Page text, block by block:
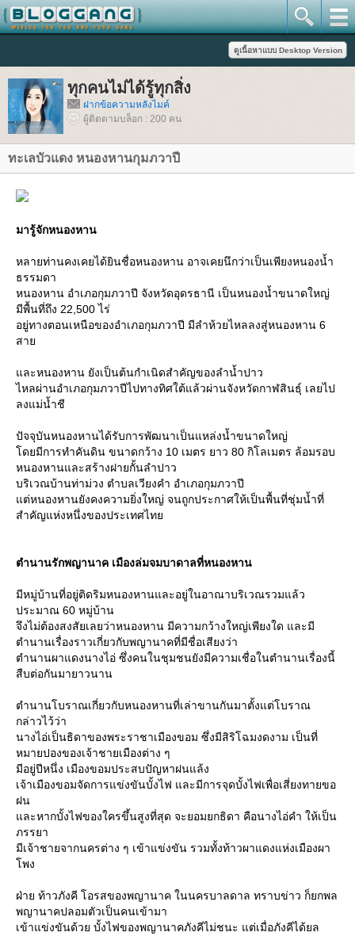
ทุกคนไม่ได้รู้ทุกสิ่ง
ฝากข้อความหลังไมค์
ผู้ติดตามบล็อก : 200 คน
ทะเลบัวแดง หนองหานกุมภวาปี
มารู้จักหนองหาน
หลายท่านคงเคยได้ยินชื่อหนองหาน อาจเคยนึกว่าเป็นเพียงหนองน้ำ
ธรรมดา
หนองหาน อำเภอกุมภวาปี จังหวัดอุดรธานี เป็นหนองน้ำขนาดใหญ่
มีพื้นที่ถึง 22,500 ไร่
อยู่ทางตอนเหนือของอำเภอกุมภวาปี มีลำห้วยไหลลงสู่หนองหาน 6
สา
ละหนองหาน ยังเป็นต้นกำเนิดสำคัญของลำน้ำปาว
ไหลผ่านอำเภอกุมภวาปีไปทางทิศใต้แล้วผ่านจังหวัดกาฬสินธุ์ เลยไป
ลงแม่น้ำชี
ปัจจุบันหนองหานได้รับการพัฒนาเป็นแหล่งน้ำขนาดใหญ่
ดยมีการทำคันดิน ขนาดกว้าง 10 เมตร ยาว 80 กิโลเมตร ล้อมรอบ
หนองหานและสร้างฝายกั้นลำปาว
บริเวณบ้านท่าม่วง ตำบลเวียงคำ อำเภอกุมภวาปี
ต่หนองหานยังคงความยิ่งใหญ่ จนถูกประกาศให้เป็นพื้นที่ชุ่มน้ำที่
สำคัญแห่งหนึ่งของประเทศไท
ตำนานรักพญานาค เมืองล่มจมบาดาลที่หนองหาน
มีหมู่บ้านที่อยู่ติดริมหนองหานและอยู่ในอาณาบริเวณรวมแล้ว
ประมาณ 60 หมู่บ้าน
จึงไม่ต้องสงสัยเลยว่าหนองหาน มีความกว้างใหญ่เพียงใด และมี
ตำนานเรื่องราวเกี่ยวกับพญานาคที่มีชื่อเสียงว่า
ตำนานผาแดงนางไอ่ ซึ่งคนในชุมชนยังมีความเชื่อในตำนานเรื่องนี้
สืบต่อกันมายาวนาน
ตำนานโบราณเกี่ยวกับหนองหานที่เล่าขานกันมาตั้งแต่โบราณ
กล่าวไว้ว่า
นางไอ่เป็นธิดาของพระราชาเมืองขอม ซึ่งมีสิริโฉมงดงาม เป็นที่
หมายปองของเจ้าชายเมืองต่าง ๆ
มีอยู่ปีหนึ่ง เมืองขอมประสบปัญหาฝนแล้ง
เจ้าเมืองขอมจัดการแข่งขันบั้งไฟ และมีการจุดบั้งไฟเพื่อเสี่ยงทายขอ
ฝน
ละหากบั้งไฟของใครขึ้นสูงที่สุด จะยอมยกธิดา คือนางไอ่คำ ให้เป็น
ภรรยา
มีเจ้าชายจากนครต่าง ๆ เข้าแข่งขัน รวมทั้งท้าวผาแดงแห่งเมืองผา
พง
ฝ่าย ท้าวภังคี โอรสของพญานาค ในนครบาลดาล ทราบข่าว ก็ยกพล
พญานาคปลอมตัวเป็นคนเข้ามา
เข้าแข่งขันด้วย บั้งไฟของพญานาคภังคีไม่ชนะ แต่เมื่อภังคีได้ยล